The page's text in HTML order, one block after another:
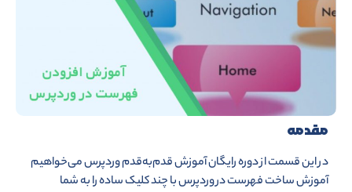
مقدمه
در این قسمت از دوره رایگان آموزش قدم‌به‌قدم وردپرس می‌خواهیم
آموزش ساخت فهرست در وردپرس با چند کلیک ساده را به شما